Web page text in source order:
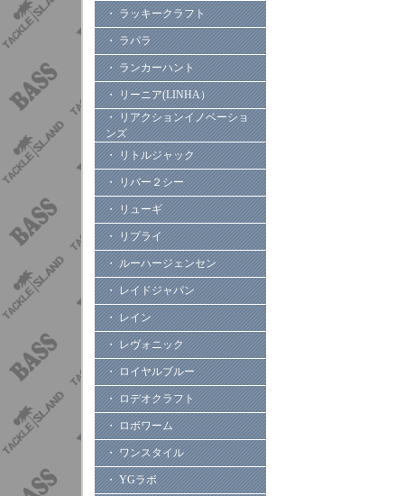
・ ラッキークラフト
・ ラパラ
・ ランカーハント
・ リーニア(LINHA）
・ リアクションイノベーショ
ンズ
・ リトルジャック
・ リバー２シー
・ リューギ
・ リプライ
・ ルーハージェンセン
・ レイドジャパン
・ レイン
・ レヴォニック
・ ロイヤルブルー
・ ロデオクラフト
・ ロボワーム
・ ワンスタイル
・ YGラボ